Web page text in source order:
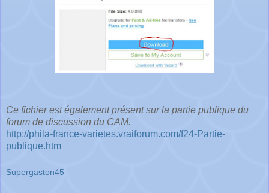
Ce fichier est également présent sur la partie publique du
forum de discussion du CAM.
http://phila-france-varietes.vraiforum.com/f24-Partie-
publique.htm
Supergaston45